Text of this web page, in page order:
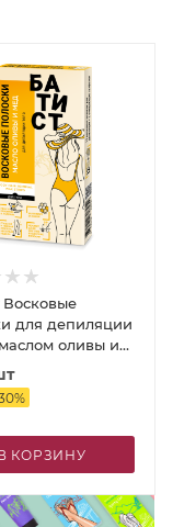
Восковые
для депиляции
оливы и
%
КОРЗИНУ